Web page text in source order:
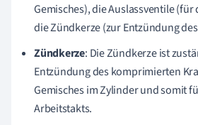
Gemisches), die Auslassventile
die Zündkerze (zur Entzündung
Zündkerze: Die Zündkerze ist
Entzündung des komprimierten
Gemisches im Zylinder und somit
Arbeitstakts.